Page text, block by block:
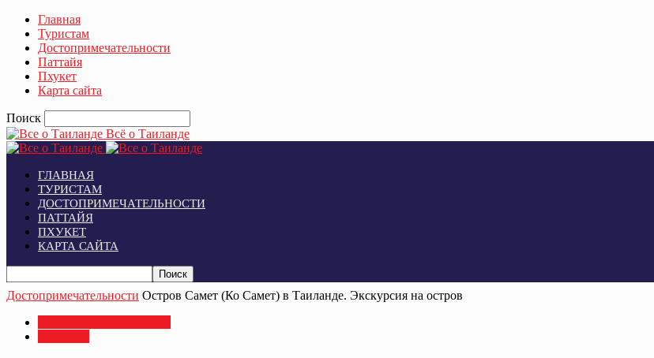
Главная
Туристам
Достопримечательности
Паттайя
Пхукет
Карта сайта
Поиск
Всё о Таиланде
ГЛАВНАЯ
ТУРИСТАМ
ДОСТОПРИМЕЧАТЕЛЬНОСТИ
ПАТТАЙЯ
ПХУКЕТ
КАРТА САЙТА
Достопримечательности Остров Самет (Ко Самет) в Таиланде. Экскурсия на остров